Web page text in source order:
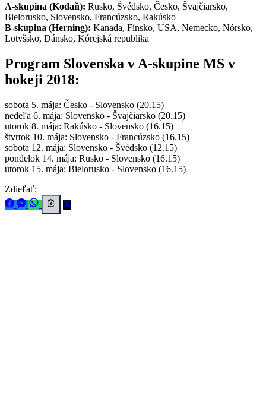
A-skupina (Kodaň): Rusko, Švédsko, Česko, Švajčiarsko,
Bielorusko, Slovensko, Francúzsko, Rakúsko
B-skupina (Herning): Kanada, Fínsko, USA, Nemecko, Nórsko,
Lotyšsko, Dánsko, Kórejská republika
Program Slovenska v A-skupine MS v
hokeji 2018:
sobota 5. mája: Česko - Slovensko (20.15)
nedeľa 6. mája: Slovensko - Švajčiarsko (20.15)
utorok 8. mája: Rakúsko - Slovensko (16.15)
štvrtok 10. mája: Slovensko - Francúzsko (16.15)
sobota 12. mája: Slovensko - Švédsko (12.15)
pondelok 14. mája: Rusko - Slovensko (16.15)
utorok 15. mája: Bielorusko - Slovensko (16.15)
Zdieľať: